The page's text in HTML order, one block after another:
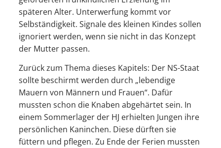
späteren Alter. Unterwerfung kommt vor
Selbständigkeit. Signale des kleinen Kindes sollen
ignoriert werden, wenn sie nicht in das Konzept
der Mutter passen.
Zurück zum Thema dieses Kapitels: Der NS-Staat
sollte beschirmt werden durch „lebendige
Mauern von Männern und Frauen“. Dafür
mussten schon die Knaben abgehärtet sein. In
einem Sommerlager der HJ erhielten Jungen ihre
persönlichen Kaninchen. Diese dürften sie
füttern und pflegen. Zu Ende der Ferien mussten